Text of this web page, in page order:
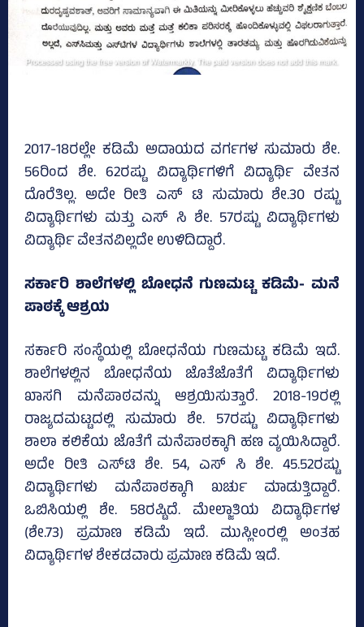
2017-18ರಲ್ಲೇ ಕಡಿಮೆ ಅದಾಯದ ವರ್ಗಗಳ ಸುಮಾರು ಶೇ.
56ರಿಂದ ಶೇ. 62ರಷ್ಟು ವಿದ್ಯಾರ್ಥಿಗಳಿಗೆ ವಿದ್ಯಾರ್ಥಿ ವೇತನ
ದೊರೆತಿಲ್ಲ. ಅದೇ ರೀತಿ ಎಸ್‌ ಟಿ ಸುಮಾರು ಶೇ.30 ರಷ್ಟು
ವಿದ್ಯಾರ್ಥಿಗಳು ಮತ್ತು ಎಸ್‌ ಸಿ ಶೇ. 57ರಷ್ಟು ವಿದ್ಯಾರ್ಥಿಗಳು
ವಿದ್ಯಾರ್ಥಿ ವೇತನವಿಲ್ಲದೇ ಉಳಿದಿದ್ದಾರೆ.
ಸರ್ಕಾರಿ ಶಾಲೆಗಳಲ್ಲಿ ಬೋಧನೆ ಗುಣಮಟ್ಟ ಕಡಿಮೆ- ಮನೆ
ಪಾಠಕ್ಕೆ ಆಶ್ರಯ
ಸರ್ಕಾರಿ ಸಂಸ್ಥೆಯಲ್ಲಿ ಬೋಧನೆಯ ಗುಣಮಟ್ಟ ಕಡಿಮೆ ಇದೆ.
ಶಾಲೆಗಳಲ್ಲಿನ ಬೋಧನೆಯ ಜೊತೆಜೊತೆಗೆ ವಿದ್ಯಾರ್ಥಿಗಳು
ಖಾಸಗಿ ಮನೆಪಾಠವನ್ನು ಆಶ್ರಯಿಸುತ್ತಾರೆ. 2018-19ರಲ್ಲಿ
ರಾಜ್ಯದಮಟ್ಟದಲ್ಲಿ ಸುಮಾರು ಶೇ. 57ರಷ್ಟು ವಿದ್ಯಾರ್ಥಿಗಳು
ಶಾಲಾ ಕಲಿಕೆಯ ಜೊತೆಗೆ ಮನೆಪಾಠಕ್ಕಾಗಿ ಹಣ ವ್ಯಯಿಸಿದ್ದಾರೆ.
ಅದೇ ರೀತಿ ಎಸ್‌ಟಿ ಶೇ. 54, ಎಸ್‌ ಸಿ ಶೇ. 45.52ರಷ್ಟು
ವಿದ್ಯಾರ್ಥಿಗಳು ಮನೆಪಾಠಕ್ಕಾಗಿ ಖರ್ಚು ಮಾಡುತ್ತಿದ್ದಾರೆ.
ಒಬಿಸಿಯಲ್ಲಿ ಶೇ. 58ರಷ್ಟಿದೆ. ಮೇಲ್ಜಾತಿಯ ವಿದ್ಯಾರ್ಥಿಗಳ
(ಶೇ.73) ಪ್ರಮಾಣ ಕಡಿಮೆ ಇದೆ. ಮುಸ್ಲೀಂರಲ್ಲಿ ಅಂತಹ
ವಿದ್ಯಾರ್ಥಿಗಳ ಶೇಕಡವಾರು ಪ್ರಮಾಣ ಕಡಿಮೆ ಇದೆ.